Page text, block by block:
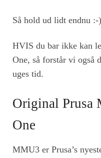
Så hold ud lidt endnu :-
HVIS du bar ikke kan
One, så forstår vi også
uges tid.
Original Prusa
One
MMU3 er Prusa’s